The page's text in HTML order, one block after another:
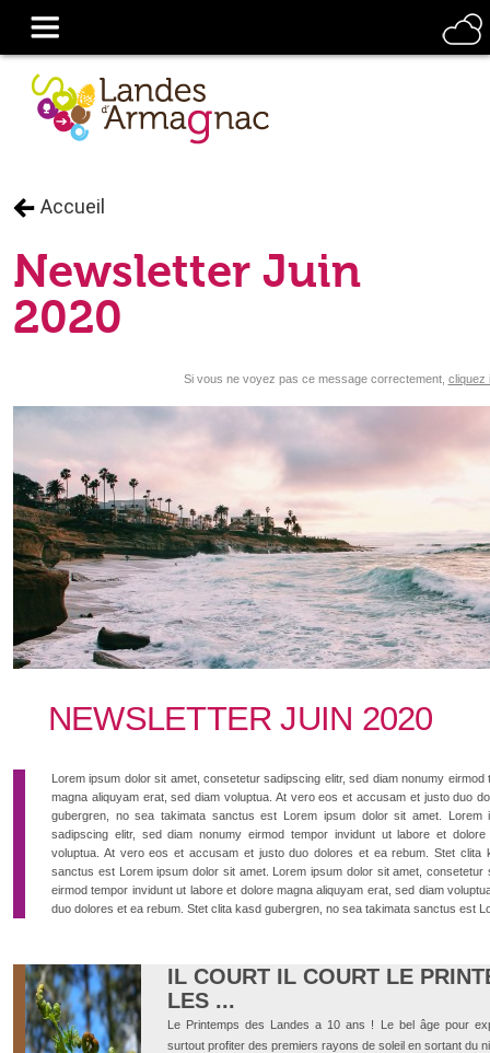
Accueil
Newsletter Juin
2020
Si vous ne voyez pas ce message correctement, cliquez
NEWSLETTER JUIN 2020
Lorem ipsum dolor sit amet, consetetur sadipscing elitr, sed diam nonumy
magna aliquyam erat, sed diam voluptua. At vero eos et accusam et justo duo
gubergren, no sea takimata sanctus est Lorem ipsum dolor sit amet. Lorem
sadipscing elitr, sed diam nonumy eirmod tempor invidunt ut labore et
voluptua. At vero eos et accusam et justo duo dolores et ea rebum. Stet clita
sanctus est Lorem ipsum dolor sit amet. Lorem ipsum dolor sit amet, consetetur
eirmod tempor invidunt ut labore et dolore magna aliquyam erat, sed diam
duo dolores et ea rebum. Stet clita kasd gubergren, no sea takimata sanctus est
IL COURT IL COURT LE
LES ...
Le Printemps des Landes a 10 ans ! Le bel âge pour
surtout profiter des premiers rayons de soleil en sortant du